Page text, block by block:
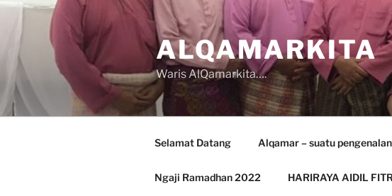
Skip
content
ALQAMARKITA
Waris AlQamarkita….
Selamat Datang Alqamar – suatu pengenalan
Ngaji Ramadhan 2022 HARIRAYA AIDIL